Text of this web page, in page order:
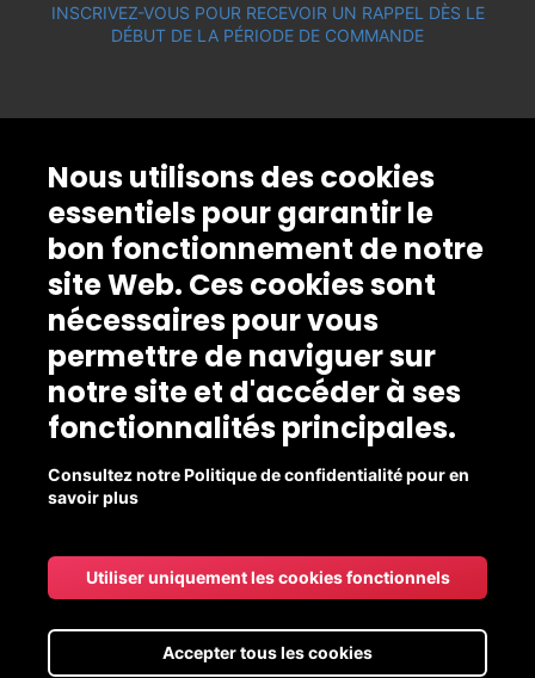
INSCRIVEZ-VOUS POUR RECEVOIR UN RAPPEL DÈS LE
DÉBUT DE LA PÉRIODE DE COMMANDE
Nous utilisons des cookies
essentiels pour garantir le
bon fonctionnement de notre
site Web. Ces cookies sont
nécessaires pour vous
permettre de naviguer sur
notre site et d'accéder à ses
fonctionnalités principales.
Consultez notre Politique de confidentialité pour en
savoir plus
Utiliser uniquement les cookies fonctionnels
Accepter tous les cookies